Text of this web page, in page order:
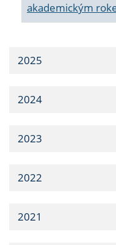
akademickým
2025
2024
2023
2022
2021